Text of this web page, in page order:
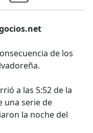
de los
a las 5:52 de la
una serie de
la noche del